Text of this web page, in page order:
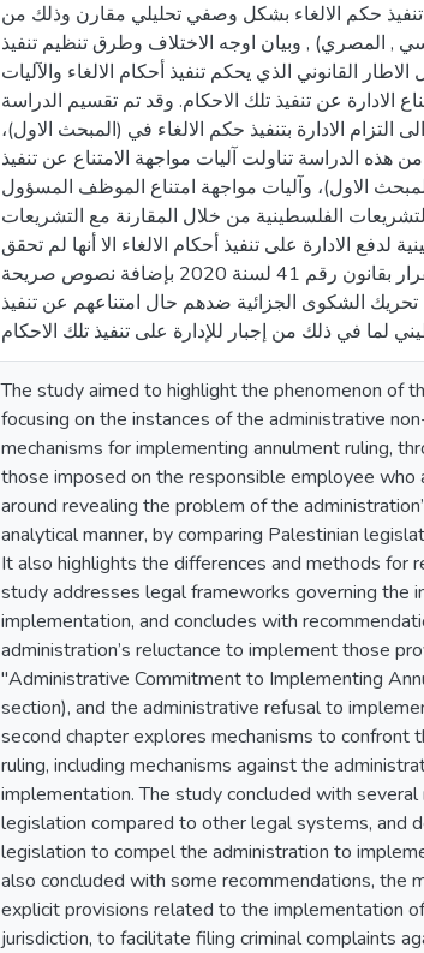
حكم الالغاء بشكل وصفي تحليلي مقارن وذلك من
, المصري) , وبيان اوجه الاختلاف وطرق تنظيم تنفيذ
القانوني الذي يحكم تنفيذ أحكام الالغاء والآليات
الادارة عن تنفيذ تلك الاحكام. وقد تم تقسيم الدراسة
الادارة بتنفيذ حكم الالغاء في (المبحث الاول)،
هذه الدراسة تناولت آليات مواجهة الامتناع عن تنفيذ
الاول)، وآليات مواجهة امتناع الموظف المسؤول
الفلسطينية من خلال المقارنة مع التشريعات
الادارة على تنفيذ أحكام الالغاء الا أنها لم تحقق
الهدف المطلوب. كما انتهت الدراسة الى بعض التوصيات من اهمها: تعديل القرار بقانون رقم 41 لسنة 2020 بإضافة نصوص صريحة
الشكوى الجزائية ضدهم حال امتناعهم عن تنفيذ
The study aimed to highlight the phenomenon of
focusing on the instances of the administrative
mechanisms for implementing annulment ruling,
those imposed on the responsible employee
around revealing the problem of the
analytical manner, by comparing Palestinian
It also highlights the differences and methods for
study addresses legal frameworks governing the
implementation, and concludes with
administration’s reluctance to implement those
"Administrative Commitment to Implementing
section), and the administrative refusal to
second chapter explores mechanisms to
ruling, including mechanisms against the
implementation. The study concluded with
legislation compared to other legal systems, and
legislation to compel the administration to
also concluded with some recommendations, the
explicit provisions related to the implementation
jurisdiction, to facilitate filing criminal complaints